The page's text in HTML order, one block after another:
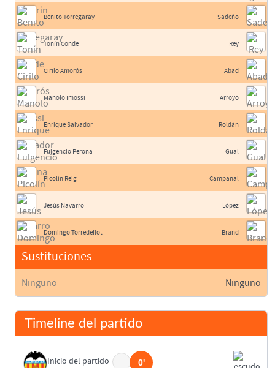
Benito Torregaray
Tonín Conde
Cirilo Amorós
Manolo Imossi
Enrique Salvador
Fulgencio Perona
Picolín Reig
Jesús Navarro
Domingo Torredeflot
Sustituciones
Ninguno
Sadeño
Rey
Abad
Arroyo
Roldán
Gual
Campanal
López
Brand
Ninguno
Timeline del partido
Inicio del partido 0'